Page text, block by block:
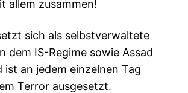
allem zusammen!
sich als selbstverwaltete
dem IS-Regime sowie Assad
ist an jedem einzelnen Tag
Terror ausgesetzt.